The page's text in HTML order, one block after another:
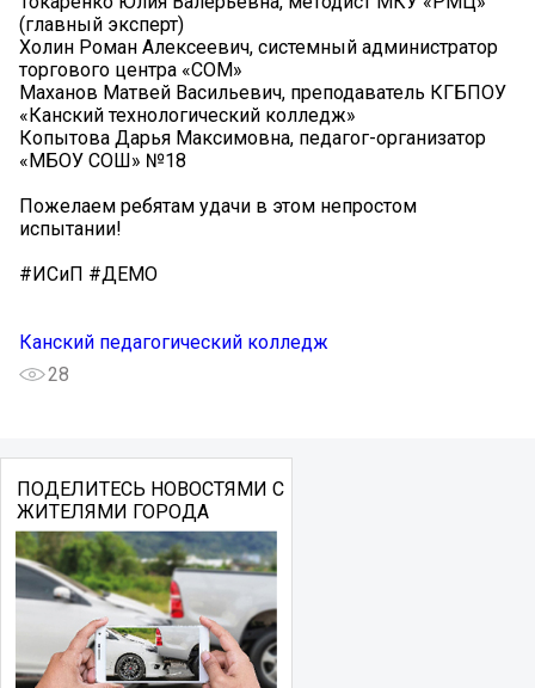
(главный эксперт)
Холин Роман Алексеевич, системный администратор
торгового центра «СОМ»
Маханов Матвей Васильевич, преподаватель КГБПОУ
«Канский технологический колледж»
Копытова Дарья Максимовна, педагог-организатор
«МБОУ СОШ» №18
Пожелаем ребятам удачи в этом непростом
испытании!
#ИСиП #ДЕМО
Канский педагогический колледж
28
ПОДЕЛИТЕСЬ НОВОСТЯМИ С
ЖИТЕЛЯМИ ГОРОДА